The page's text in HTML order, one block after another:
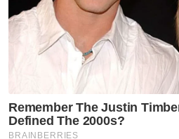
"Antara barang kes yang
ialah minuman keras,